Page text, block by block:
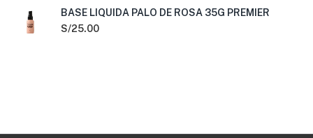
BASE LIQUIDA PALO DE ROSA 35G PREMIER
S/25.00